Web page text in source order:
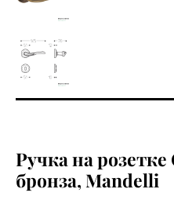
Ручка на
бронза, Mandelli